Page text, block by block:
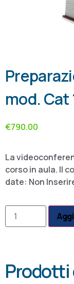
mod. Cat
€790.00
La
corso in aula. Il
date: Non
Prodotti